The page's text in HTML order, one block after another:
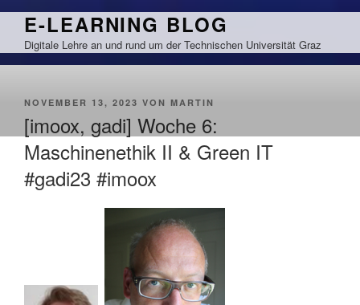
Zum
springen
E-LEARNING BLOG
Digitale Lehre an und rund um der Technischen Universität Graz
VERÖFFENTLICHT
NOVEMBER 13, 2023 VON MARTIN
[imoox, gadi] Woche 6:
Maschinenethik II & Green IT
#gadi23 #imoox